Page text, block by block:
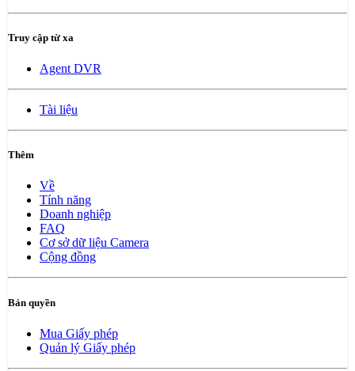
Truy cập từ xa
Agent DVR
Tài liệu
Thêm
Về
Tính năng
Doanh nghiệp
FAQ
Cơ sở dữ liệu Camera
Cộng đồng
Bản quyền
Mua Giấy phép
Quản lý Giấy phép